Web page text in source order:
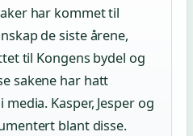
har kommet til
de siste årene,
til Kongens bydel og
sakene har hatt
Kasper, Jesper og
blant disse.